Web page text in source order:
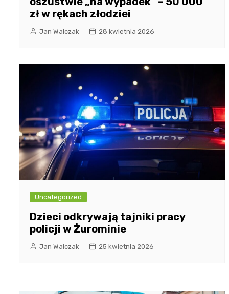
zł w rękach złodziei
Jan Walczak 28 kwietnia 2026
Uncategorized
Dzieci odkrywają tajniki pracy
policji w Żurominie
Jan Walczak 25 kwietnia 2026